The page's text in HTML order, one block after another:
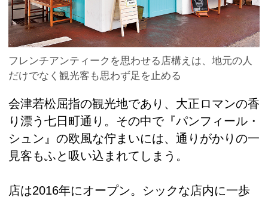
フレンチアンティークを思わせる店構えは、地元の人
だけでなく観光客も思わず足を止める
会津若松屈指の観光地であり、大正ロマンの香
り漂う七日町通り。その中で『パンフィール・
シュン』の欧風な佇まいには、通りがかりの一
見客もふと吸い込まれてしまう。
店は2016年にオープン。シックな店内に一歩